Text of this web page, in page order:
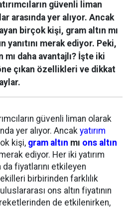
güvenli liman
arasında yer alıyor. Ancak
birçok kişi, gram altın mı
yanıtını merak ediyor. Peki,
mı daha avantajlı? İşte iki
çıkan özellikleri ve dikkat
güvenli liman olarak
yer alıyor. Ancak yatırım
kişi, gram altın mı ons altın
ediyor. Her iki yatırım
da fiyatlarını etkileyen
birbirinden farklılık
ons altın fiyatının
de etkilenirken,